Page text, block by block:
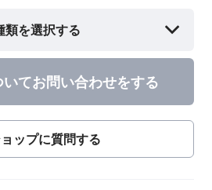
類を選択する
てお問い合わせをする
ップに質問する